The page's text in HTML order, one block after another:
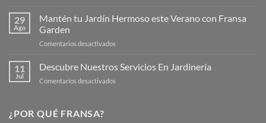
de
de
Plantas
29
Ago
Mantén tu Jardín Hermoso este Verano con Fransa
Garden
Comentarios desactivados
tu
11
Jul
Descubre Nuestros Servicios En Jardinería
Comentarios desactivados
¿POR QUÉ FRANSA?